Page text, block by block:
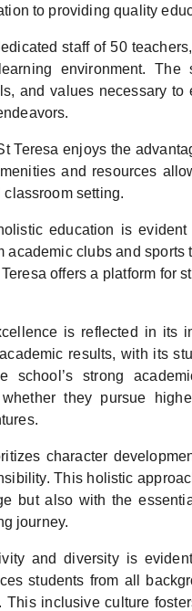
to providing quality
staff of 50
environment. The
and values necessary to
Teresa enjoys the
and resources
setting.
education is
clubs and sports
offers a platform for
is reflected in its
results, with its
school’s strong
they pursue
character
This holistic
but also with the
journey.
and diversity is
students from all
inclusive culture